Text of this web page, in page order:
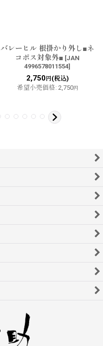
バレーヒル 根掛かり外し■ネ
コポス対象外■ [JAN
4996578011554]
2,750円(税込)
希望小売価格: 2,750円